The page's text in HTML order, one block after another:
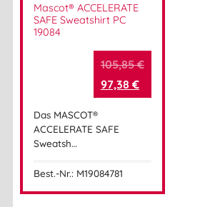
Artikelnummer:M2095092171
Herstellerinformationen
Mehr Information E-Mail: info@bannenberg.at
Mascot® ACCELERATE
SAFE Sweatshirt PC
19084
105,85€
97,38 €
Das MASCOT®
ACCELERATE SAFE
Sweatsh…
Best.-Nr.: M19084781